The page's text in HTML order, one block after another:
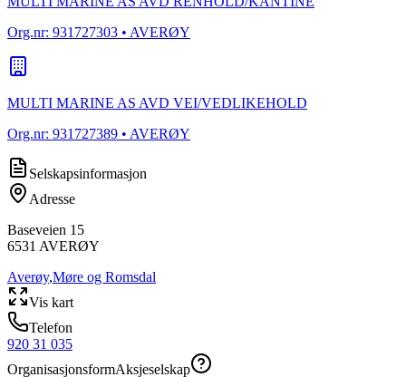
Org.nr: 931727303 • AVERØY
MULTI MARINE AS AVD VEI/VEDLIKEHOLD
Org.nr: 931727389 • AVERØY
Selskapsinformasjon
Adresse
Baseveien 15
6531 AVERØY
Averøy,Møre og Romsdal
Vis kart
Telefon
920 31 035
OrganisasjonsformAksjeselskap